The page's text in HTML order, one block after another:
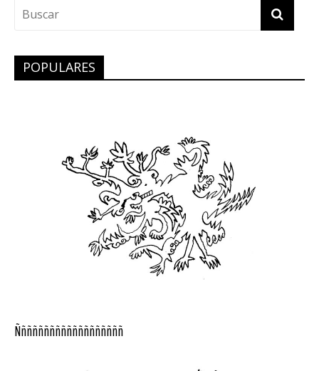
POPULARES
Ñññññññññññññññññññ